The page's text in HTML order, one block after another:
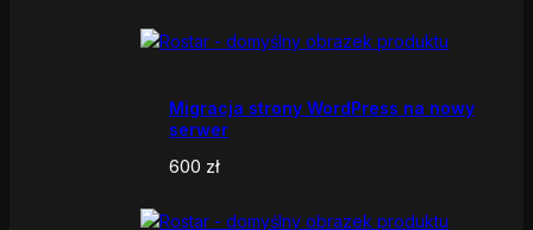
Migracja strony WordPress na nowy
serwer
600 zł